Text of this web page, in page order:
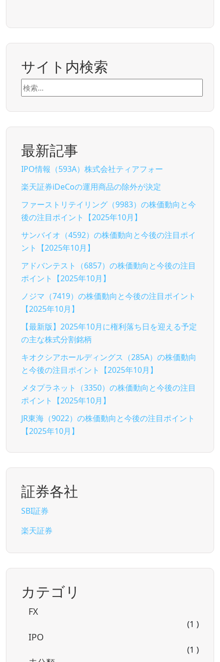
サイト内検索
検
索:
最新記事
IPO情報（593A）株式会社ティアフォー
楽天証券iDeCoの運用商品の除外が決定
ファーストリテイリング（9983）の株価動向と今
後の注目ポイント【2025年10月】
サンバイオ（4592）の株価動向と今後の注目ポイ
ント【2025年10月】
アドバンテスト（6857）の株価動向と今後の注目
ポイント【2025年10月】
ノジマ（7419）の株価動向と今後の注目ポイント
【2025年10月】
【最新版】2025年10月に権利落ち日を迎える予定
の主な株式分割銘柄
キオクシアホールディングス（285A）の株価動向
と今後の注目ポイント【2025年10月】
メタプラネット（3350）の株価動向と今後の注目
ポイント【2025年10月】
JR東海（9022）の株価動向と今後の注目ポイント
【2025年10月】
証券各社
SBI証券
楽天証券
カテゴリ
FX
(1 )
IPO
(1 )